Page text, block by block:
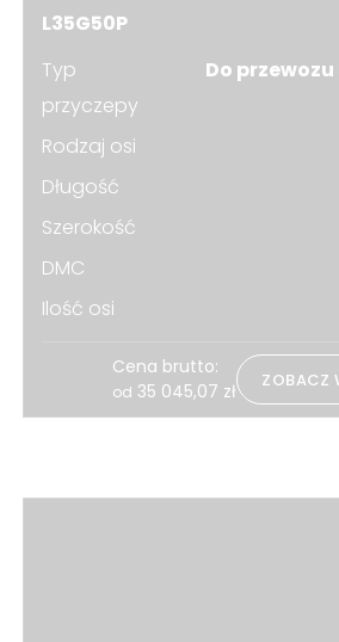
L35G50P
Typ
przyczepy
Do
Rodzaj osi
Długość
Szerokość
DMC
Ilość osi
Cena brutto:
od 35 045,07 zł ZOBACZ